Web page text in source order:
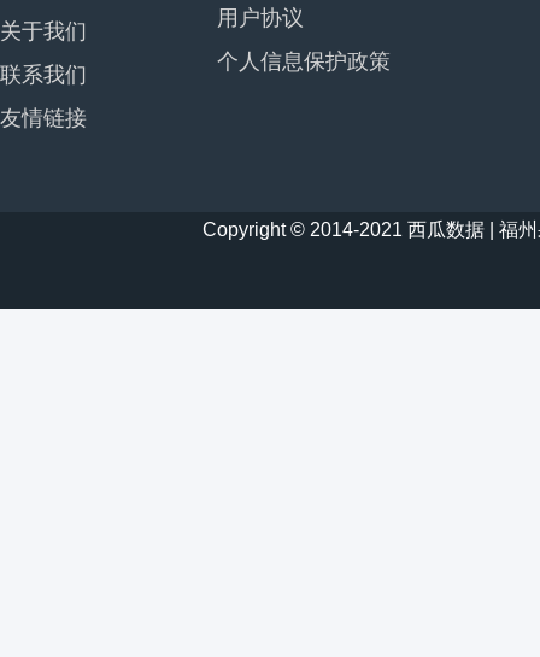
关于我们
联系我们
友情链接
用户协议
个人信息保护政策
Copyright © 2014-2021 西瓜数据 | 福